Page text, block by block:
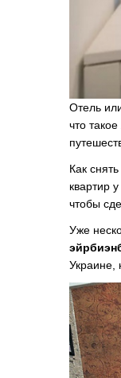
Отель
что
Как
квартир
чтобы
Уже
Украине,